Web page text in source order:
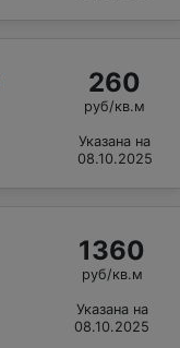
260
руб/кв.м
Указана на
08.10.2025
1360
руб/кв.м
Указана на
08.10.2025